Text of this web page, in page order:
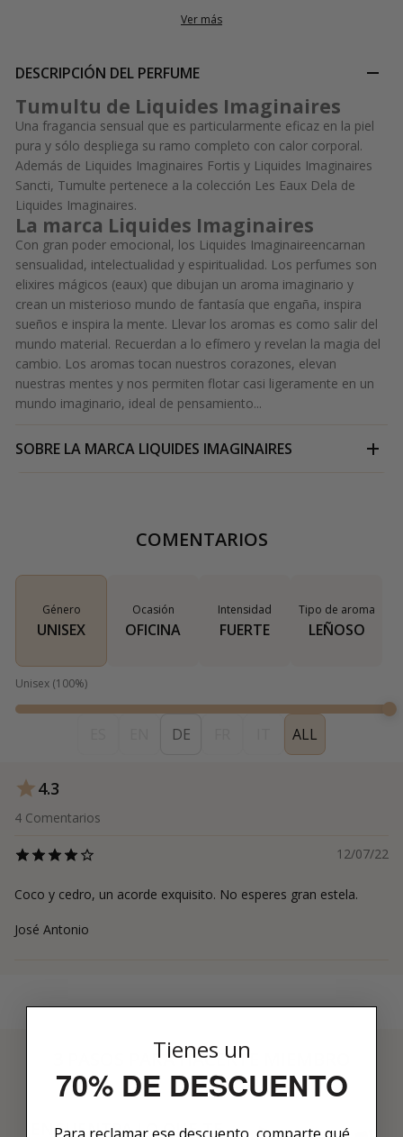
Ver más
DESCRIPCIÓN DEL PERFUME
Tumultu de Liquides Imaginaires
Una fragancia sensual que es particularmente eficaz en la piel
pura y sólo despliega su ramo completo con calor corporal.
Además de Liquides Imaginaires Fortis y Liquides Imaginaires
Sancti, Tumulte pertenece a la colección Les Eaux Dela de
Liquides Imaginaires.
La marca Liquides Imaginaires
Con gran poder emocional, los Liquides Imaginaireencarnan
sensualidad, intelectualidad y espiritualidad. Los perfumes son
elixires mágicos (eaux) que dibujan un aroma imaginario y
crean un misterioso mundo de fantasía que engaña, inspira
sueños e inspira la mente. Llevar los aromas es como salir del
mundo material. Recuerdan a lo efímero y revelan la magia del
cambio. Los aromas tocan nuestros corazones, elevan
nuestras mentes y nos permiten flotar casi ligeramente en un
mundo imaginario, ideal de pensamiento...
SOBRE LA MARCA LIQUIDES IMAGINAIRES
COMENTARIOS
Género
UNISEX
Ocasión
OFICINA
Intensidad
FUERTE
Tipo de aroma
LEÑOSO
Unisex (100%)
DE ALL
4.3
4 Comentarios
12/07/22
Coco y cedro, un acorde exquisito. No esperes gran estela.
José Antonio
3 PASOS PARA HACERTE MIEMBRO
01
ENCUENTRA LO QUE TE
Tienes un
70% DE DESCUENTO
Para reclamar ese descuento, comparte qué